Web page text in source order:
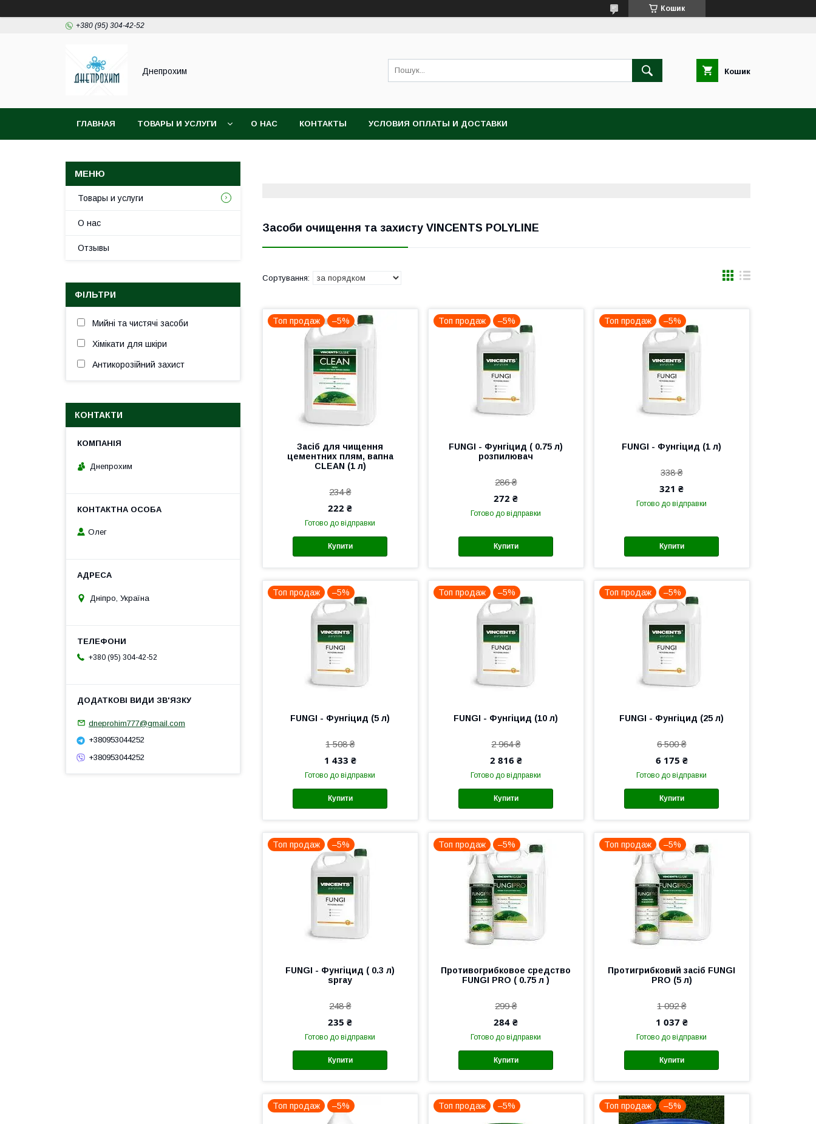
Кошик
+380 (95) 304-42-52
Днепрохим Кошик
ГЛАВНАЯ ТОВАРЫ И УСЛУГИ О НАС КОНТАКТЫ УСЛОВИЯ ОПЛАТЫ И ДОСТАВКИ
Засоби очищення та захисту VINCENTS POLYLINE
Топ продаж –5%
Засіб для чищення
цементних плям, вапна
CLEAN (1 л)
234 ₴
222 ₴
Готово до відправки
Купити
Топ продаж –5%
FUNGI - Фунгіцид ( 0.75 л)
розпилювач
286 ₴
272 ₴
Готово до відправки
Купити
Топ продаж –5%
FUNGI - Фунгіцид (1 л)
338 ₴
321 ₴
Готово до відправки
Купити
Топ продаж –5%
FUNGI - Фунгіцид (5 л)
1 508 ₴
1 433 ₴
Готово до відправки
Купити
Топ продаж –5%
FUNGI - Фунгіцид (10 л)
2 964 ₴
2 816 ₴
Готово до відправки
Купити
Топ продаж –5%
FUNGI - Фунгіцид (25 л)
6 500 ₴
6 175 ₴
Готово до відправки
Купити
Топ продаж –5%
FUNGI - Фунгіцид ( 0.3 л)
spray
248 ₴
235 ₴
Готово до відправки
Купити
Топ продаж –5%
Противогрибковое средство
FUNGI PRO ( 0.75 л )
299 ₴
284 ₴
Готово до відправки
Купити
Топ продаж –5%
Протигрибковий засіб FUNGI
PRO (5 л)
1 092 ₴
1 037 ₴
Готово до відправки
Купити
Топ продаж –5% Топ продаж –5% Топ продаж –5%
Товары и услуги
О нас
Отзывы
ФІЛЬТРИ
Мийні та чистячі засоби
Хімікати для шкіри
Антикорозійний захист
КОНТАКТИ
Днепрохим
Олег
Дніпро, Україна
+380 (95) 304-42-52
dneprohim777@gmail.com
+380953044252
+380953044252